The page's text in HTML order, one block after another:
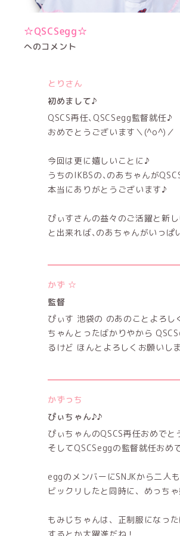
☆QSCSegg☆
へのコメント
とりさん
初めまして♪
QSCS再任､QSCSegg監督就任♪
おめでとうございます＼(^o^)／
今回は更に嬉しいことに♪
うちのIKBSの､のあちゃんが
本当にありがとうございます♪
ぴぃすさんの益々のご活躍と新
と出来れば､のあちゃんがいっ
かず ☆
監督
ぴぃす 池袋の のあのことよろ
ちゃんとったばかりやから
るけど ほんとよろしくお願いし
かずっち
ぴぃちゃん♪♪
ぴぃちゃんのQSCS再任おめでと
そしてQSCSeggの監督就任おめ
eggのメンバーにSNJKから二人
ビックリしたと同時に、めっち
もみじちゃんは、正制服になっ
するとか大躍進だね！